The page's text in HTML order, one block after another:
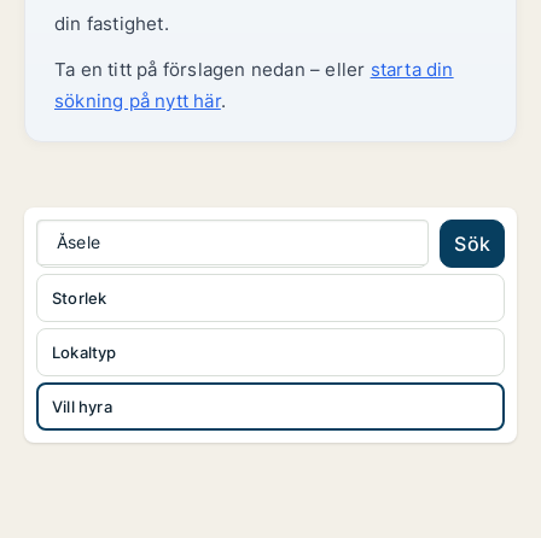
din fastighet.
Ta en titt på förslagen nedan – eller starta din
sökning på nytt här.
Åsele Sök
Lokaltyp
Vill hyra
Storlek